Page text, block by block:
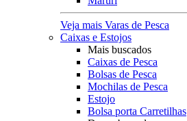
Veja mais Varas de Pesca
Caixas e Estojos
Mais buscados
Caixas de Pesca
Bolsas de Pesca
Mochilas de Pesca
Estojo
Bolsa porta Carretilhas